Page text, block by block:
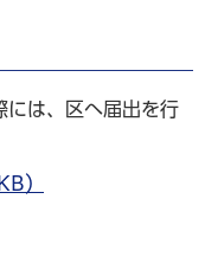
には、区へ届出を行
）